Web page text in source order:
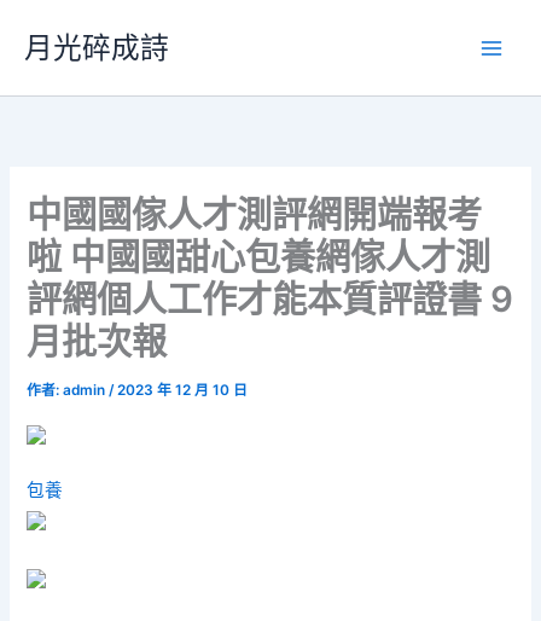
要
月光碎成詩
中國國傢人才測評網開端報考
啦 中國國甜心包養網傢人才測
評網個人工作才能本質評證書 9
月批次報
作者:admin/2023 年 12 月 10 日
包養